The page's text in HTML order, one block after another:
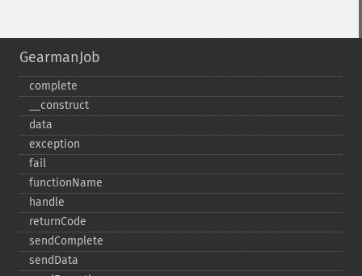
GearmanJob
complete
_​_​construct
data
exception
fail
functionName
handle
returnCode
sendComplete
sendData